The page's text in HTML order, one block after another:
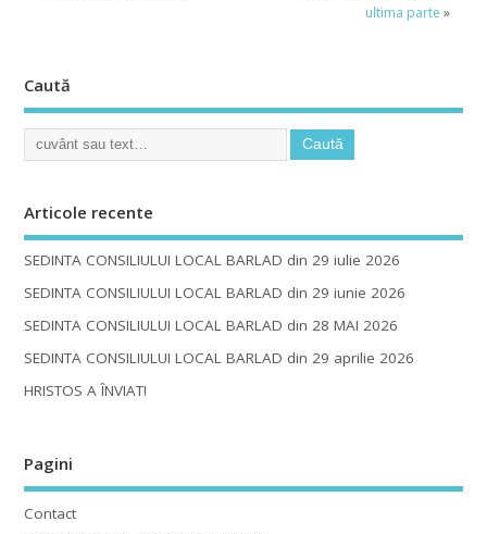
ultima parte »
Caută
Articole recente
SEDINTA CONSILIULUI LOCAL BARLAD din 29 iulie 2026
SEDINTA CONSILIULUI LOCAL BARLAD din 29 iunie 2026
SEDINTA CONSILIULUI LOCAL BARLAD din 28 MAI 2026
SEDINTA CONSILIULUI LOCAL BARLAD din 29 aprilie 2026
HRISTOS A ÎNVIAT!
Pagini
Contact